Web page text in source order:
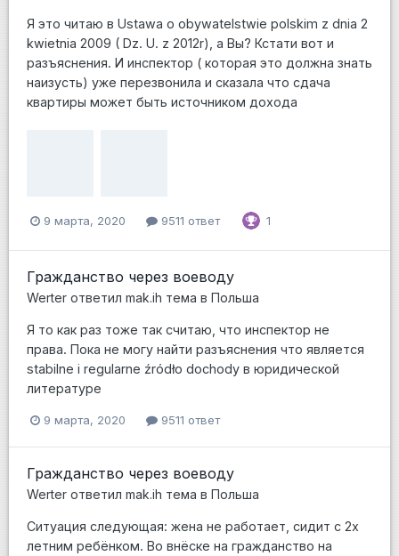
Я это читаю в Ustawa o obywatelstwie polskim z dnia 2
kwietnia 2009 ( Dz. U. z 2012r), а Вы? Кстати вот и
разъяснения. И инспектор ( которая это должна знать
наизусть) уже перезвонила и сказала что сдача
квартиры может быть источником дохода
9 марта, 2020 9511 ответ 1
Гражданство через воеводу
Werter ответил mak.ih тема в Польша
Я то как раз тоже так считаю, что инспектор не
права. Пока не могу найти разъяснения что является
stabilne i regularne źródło dochody в юридической
литературе
9 марта, 2020 9511 ответ
Гражданство через воеводу
Werter ответил mak.ih тема в Польша
Ситуация следующая: жена не работает, сидит с 2х
летним ребёнком. Во внёске на гражданство на